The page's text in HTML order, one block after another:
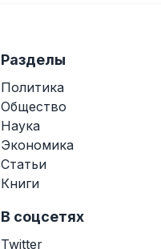
Разделы
Политика
Общество
Наука
Экономика
Статьи
Книги
В соцсетях
Twitter